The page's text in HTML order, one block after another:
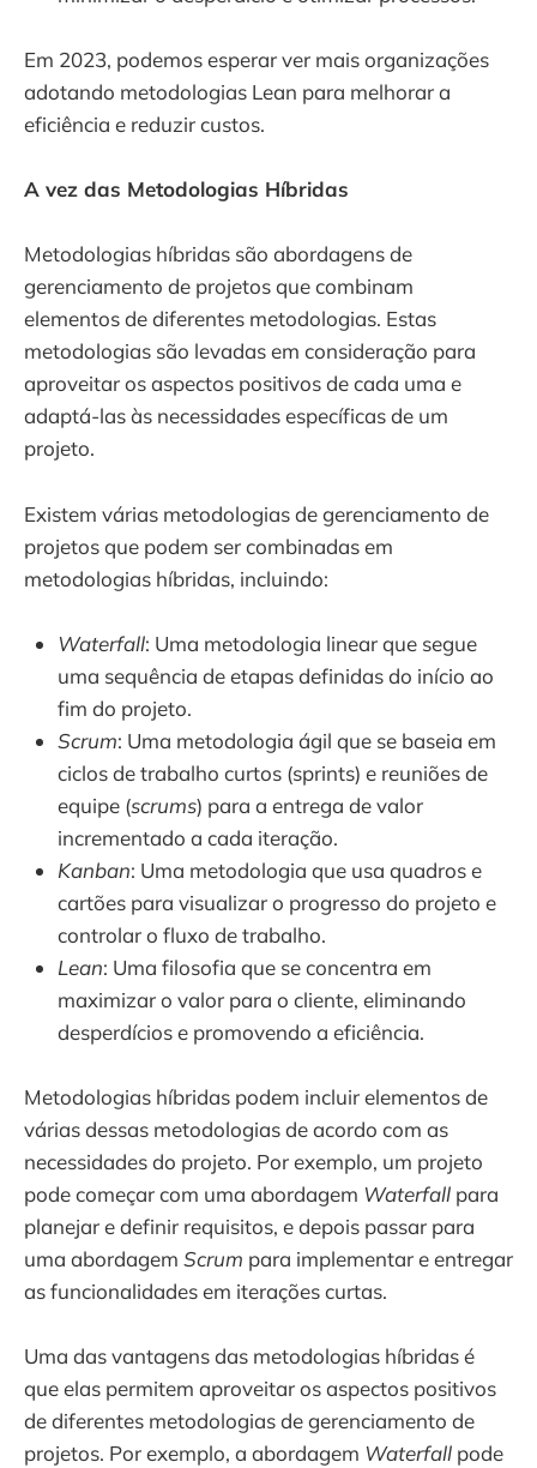
Em 2023, podemos esperar ver mais organizações
adotando metodologias Lean para melhorar a
eficiência e reduzir custos.
A vez das Metodologias Híbridas
Metodologias híbridas são abordagens de
gerenciamento de projetos que combinam
elementos de diferentes metodologias. Estas
metodologias são levadas em consideração para
aproveitar os aspectos positivos de cada uma e
adaptá-las às necessidades específicas de um
projeto.
Existem várias metodologias de gerenciamento de
projetos que podem ser combinadas em
metodologias híbridas, incluindo:
Waterfall: Uma metodologia linear que segue
uma sequência de etapas definidas do início ao
fim do projeto.
Scrum: Uma metodologia ágil que se baseia em
ciclos de trabalho curtos (sprints) e reuniões de
equipe (scrums) para a entrega de valor
incrementado a cada iteração.
Kanban: Uma metodologia que usa quadros e
cartões para visualizar o progresso do projeto e
controlar o fluxo de trabalho.
Lean: Uma filosofia que se concentra em
maximizar o valor para o cliente, eliminando
desperdícios e promovendo a eficiência.
Metodologias híbridas podem incluir elementos de
várias dessas metodologias de acordo com as
necessidades do projeto. Por exemplo, um projeto
pode começar com uma abordagem Waterfall para
planejar e definir requisitos, e depois passar para
uma abordagem Scrum para implementar e entregar
as funcionalidades em iterações curtas.
Uma das vantagens das metodologias híbridas é
que elas permitem aproveitar os aspectos positivos
de diferentes metodologias de gerenciamento de
projetos. Por exemplo, a abordagem Waterfall pode